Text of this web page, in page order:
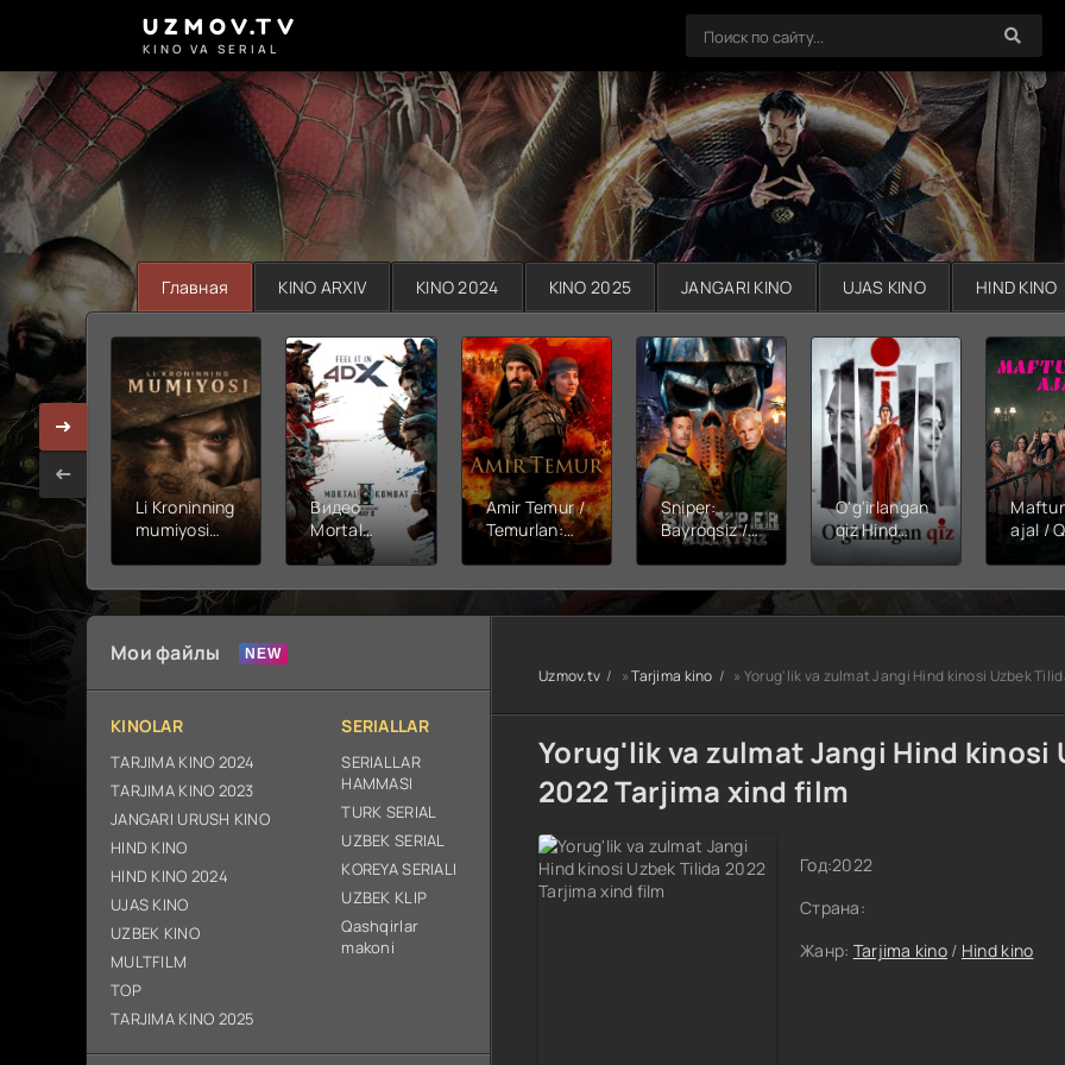
UZMOV.TV
KINO VA SERIAL
Главная KINO ARXIV KINO 2024 KINO 2025 JANGARI KINO UJAS KINO HIND KINO
Li Kroninning
mumiyosi
tarjima HD
skachat
Видео
Mortal
kombat 2 /
(2026)
Uzbek tilida
Amir Temur /
Temurlan:
Fathchining
Premyera
Netflix filmi
O'zbekcha
2026
tarjima kino
ix skachat
Sniper:
Bayroqsiz /
Snayper:
Bayroqsiz
snayper
Uzbek tilida
O'zbekcha
2026
Full HD tas-
ix skachat
O'g'irlangan
qiz Hind
kinosi 2026
O'zbekcha
tarjima kino
ajal /
tilida)
2026
Мои файлы
KINOLAR
TARJIMA KINO 2024
TARJIMA KINO 2023
JANGARI URUSH KINO
HIND KINO
HIND KINO 2024
UJAS KINO
UZBEK KINO
MULTFILM
TOP
TARJIMA KINO 2025
SERIALLAR
SERIALLAR
HAMMASI
TURK SERIAL
UZBEK SERIAL
KOREYA SERIALI
UZBEK KLIP
Qashqirlar
makoni
Uzmov.tv »Tarjima kino » Yorug'lik va zulmat Jangi Hind kinosi Uzbek
Yorug'lik va zulmat Jangi Hind kinosi
2022 Tarjima xind film
Год:2022
Страна:
Жанр: Tarjima kino / Hind kino